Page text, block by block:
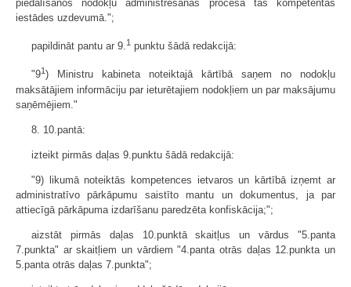
piedalīšanos nodokļu administrēšanas procesā tās kompetentās
iestādes uzdevumā.";
papildināt pantu ar 9.1 punktu šādā redakcijā:
"91 ) Ministru kabineta noteiktajā kārtībā saņem no nodokļu
maksātājiem informāciju par ieturētajiem nodokļiem un par maksājumu
saņēmējiem."
8. 10.pantā:
izteikt pirmās daļas 9.punktu šādā redakcijā:
"9) likumā noteiktās kompetences ietvaros un kārtībā izņemt ar
administratīvo pārkāpumu saistīto mantu un dokumentus, ja par
attiecīgā pārkāpuma izdarīšanu paredzēta konfiskācija;";
aizstāt pirmās daļas 10.punktā skaitļus un vārdus "5.panta
7.punkta" ar skaitļiem un vārdiem "4.panta otrās daļas 12.punkta un
5.panta otrās daļas 7.punkta";